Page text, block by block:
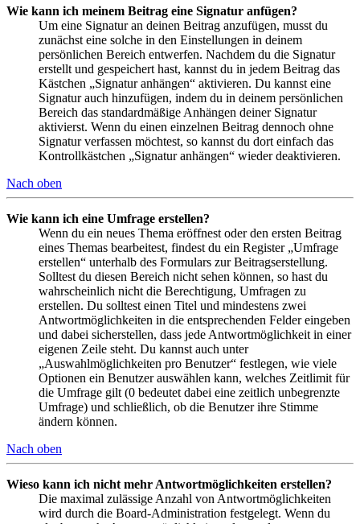
Wie kann ich meinem Beitrag eine Signatur anfügen?
Um eine Signatur an deinen Beitrag anzufügen, musst du
zunächst eine solche in den Einstellungen in deinem
persönlichen Bereich entwerfen. Nachdem du die Signatur
erstellt und gespeichert hast, kannst du in jedem Beitrag das
Kästchen „Signatur anhängen“ aktivieren. Du kannst eine
Signatur auch hinzufügen, indem du in deinem persönlichen
Bereich das standardmäßige Anhängen deiner Signatur
aktivierst. Wenn du einen einzelnen Beitrag dennoch ohne
Signatur verfassen möchtest, so kannst du dort einfach das
Kontrollkästchen „Signatur anhängen“ wieder deaktivieren.
Nach oben
Wie kann ich eine Umfrage erstellen?
Wenn du ein neues Thema eröffnest oder den ersten Beitrag
eines Themas bearbeitest, findest du ein Register „Umfrage
erstellen“ unterhalb des Formulars zur Beitragserstellung.
Solltest du diesen Bereich nicht sehen können, so hast du
wahrscheinlich nicht die Berechtigung, Umfragen zu
erstellen. Du solltest einen Titel und mindestens zwei
Antwortmöglichkeiten in die entsprechenden Felder eingeben
und dabei sicherstellen, dass jede Antwortmöglichkeit in einer
eigenen Zeile steht. Du kannst auch unter
„Auswahlmöglichkeiten pro Benutzer“ festlegen, wie viele
Optionen ein Benutzer auswählen kann, welches Zeitlimit für
die Umfrage gilt (0 bedeutet dabei eine zeitlich unbegrenzte
Umfrage) und schließlich, ob die Benutzer ihre Stimme
ändern können.
Nach oben
Wieso kann ich nicht mehr Antwortmöglichkeiten erstellen?
Die maximal zulässige Anzahl von Antwortmöglichkeiten
wird durch die Board-Administration festgelegt. Wenn du